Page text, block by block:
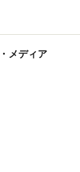
メディア